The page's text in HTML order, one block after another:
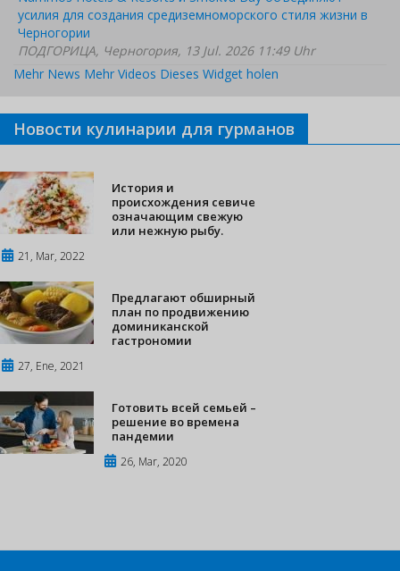
усилия для создания средиземноморского стиля жизни в
Черногории
ПОДГОРИЦА, Черногория, 13 Jul. 2026 11:49 Uhr
Mehr News Mehr Videos Dieses Widget holen
Новости кулинарии для гурманов
История и
происхождения севиче
означающим свежую
или нежную рыбу.
21, Mar, 2022
Предлагают обширный
план по продвижению
доминиканской
гастрономии
27, Ene, 2021
Готовить всей семьей –
решение во времена
пандемии
26, Mar, 2020